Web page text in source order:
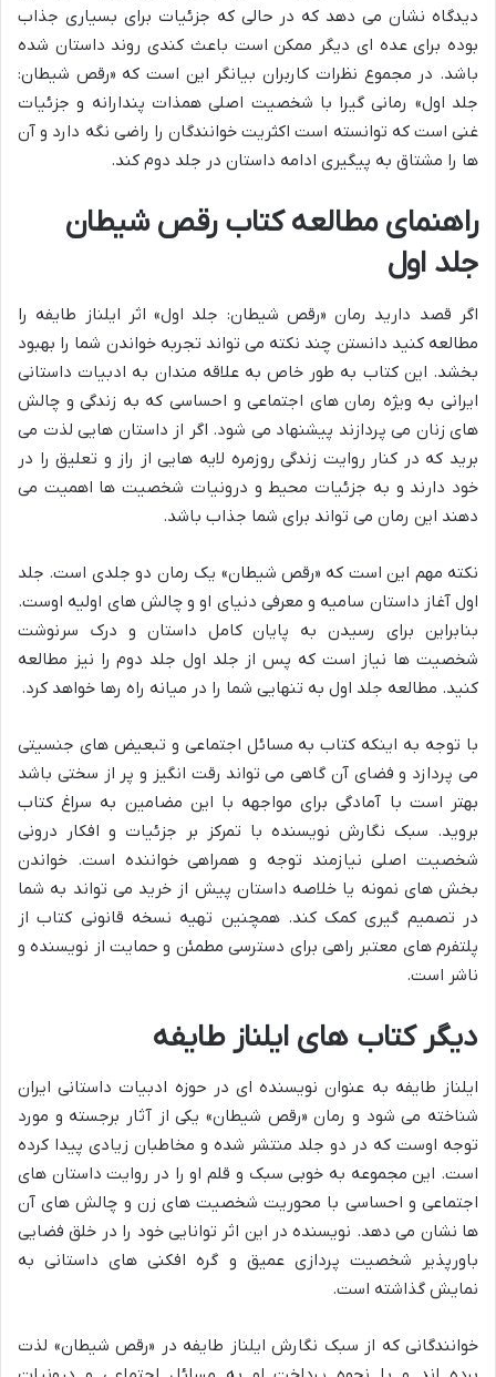
دیدگاه نشان می دهد که در حالی که جزئیات برای بسیاری جذاب
بوده برای عده ای دیگر ممکن است باعث کندی روند داستان شده
باشد. در مجموع نظرات کاربران بیانگر این است که «رقص شیطان:
جلد اول» رمانی گیرا با شخصیت اصلی همذات پندارانه و جزئیات
غنی است که توانسته است اکثریت خوانندگان را راضی نگه دارد و آن
ها را مشتاق به پیگیری ادامه داستان در جلد دوم کند.
راهنمای مطالعه کتاب رقص شیطان
جلد اول
اگر قصد دارید رمان «رقص شیطان: جلد اول» اثر ایلناز طایفه را
مطالعه کنید دانستن چند نکته می تواند تجربه خواندن شما را بهبود
بخشد. این کتاب به طور خاص به علاقه مندان به ادبیات داستانی
ایرانی به ویژه رمان های اجتماعی و احساسی که به زندگی و چالش
های زنان می پردازند پیشنهاد می شود. اگر از داستان هایی لذت می
برید که در کنار روایت زندگی روزمره لایه هایی از راز و تعلیق را در
خود دارند و به جزئیات محیط و درونیات شخصیت ها اهمیت می
دهند این رمان می تواند برای شما جذاب باشد.
نکته مهم این است که «رقص شیطان» یک رمان دو جلدی است. جلد
اول آغاز داستان سامیه و معرفی دنیای او و چالش های اولیه اوست.
بنابراین برای رسیدن به پایان کامل داستان و درک سرنوشت
شخصیت ها نیاز است که پس از جلد اول جلد دوم را نیز مطالعه
کنید. مطالعه جلد اول به تنهایی شما را در میانه راه رها خواهد کرد.
با توجه به اینکه کتاب به مسائل اجتماعی و تبعیض های جنسیتی
می پردازد و فضای آن گاهی می تواند رقت انگیز و پر از سختی باشد
بهتر است با آمادگی برای مواجهه با این مضامین به سراغ کتاب
بروید. سبک نگارش نویسنده با تمرکز بر جزئیات و افکار درونی
شخصیت اصلی نیازمند توجه و همراهی خواننده است. خواندن
بخش های نمونه یا خلاصه داستان پیش از خرید می تواند به شما
در تصمیم گیری کمک کند. همچنین تهیه نسخه قانونی کتاب از
پلتفرم های معتبر راهی برای دسترسی مطمئن و حمایت از نویسنده و
ناشر است.
دیگر کتاب های ایلناز طایفه
ایلناز طایفه به عنوان نویسنده ای در حوزه ادبیات داستانی ایران
شناخته می شود و رمان «رقص شیطان» یکی از آثار برجسته و مورد
توجه اوست که در دو جلد منتشر شده و مخاطبان زیادی پیدا کرده
است. این مجموعه به خوبی سبک و قلم او را در روایت داستان های
اجتماعی و احساسی با محوریت شخصیت های زن و چالش های آن
ها نشان می دهد. نویسنده در این اثر توانایی خود را در خلق فضایی
باورپذیر شخصیت پردازی عمیق و گره افکنی های داستانی به
نمایش گذاشته است.
خوانندگانی که از سبک نگارش ایلناز طایفه در «رقص شیطان» لذت